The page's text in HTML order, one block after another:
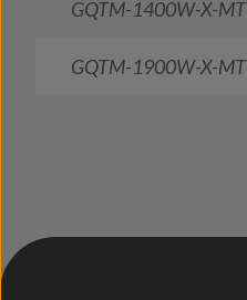
GQTM-1400W-X-MT
GQTM-1900W-X-MT